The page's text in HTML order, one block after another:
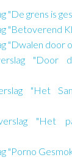
"De grens is
"Betoverend
"Dwalen door
"Door
"Het
"Het
"Porno